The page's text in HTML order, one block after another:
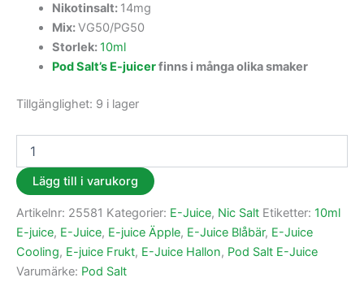
Nikotinsalt: 14mg
Mix:VG50/PG50
Storlek:10ml
Pod Salt’s E-juicerfinns i många olika smaker
Tillgänglighet: 9 i lager
Lägg till i varukorg
Artikelnr: 25581 Kategorier: E-Juice, Nic Salt Etiketter: 10ml
E-juice, E-Juice, E-juice Äpple, E-Juice Blåbär, E-Juice
Cooling, E-juice Frukt, E-Juice Hallon, Pod Salt E-Juice
Varumärke: Pod Salt